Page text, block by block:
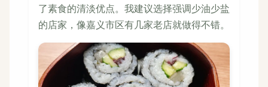
了素食的清淡优点。我建议选择强调少油少盐
的店家，像嘉义市区有几家老店就做得不错。